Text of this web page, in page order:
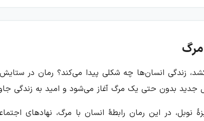
زندگی انسان‌ها چه شکلی پیدا می‌کند؟ رمان در
جدید بدون حتی یک مرگ آغاز می‌شود و امید به زندگی
نوبل، در این رمان رابطهٔ انسان با مرگ،